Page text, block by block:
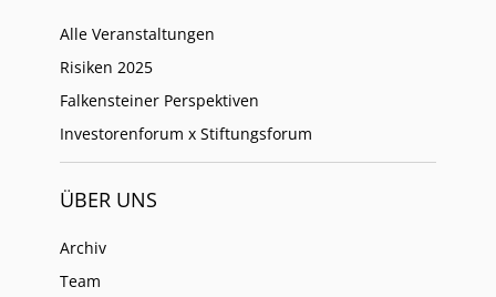
Alle Veranstaltungen
Risiken 2025
Falkensteiner Perspektiven
Investorenforum x Stiftungsforum
ÜBER UNS
Archiv
Team